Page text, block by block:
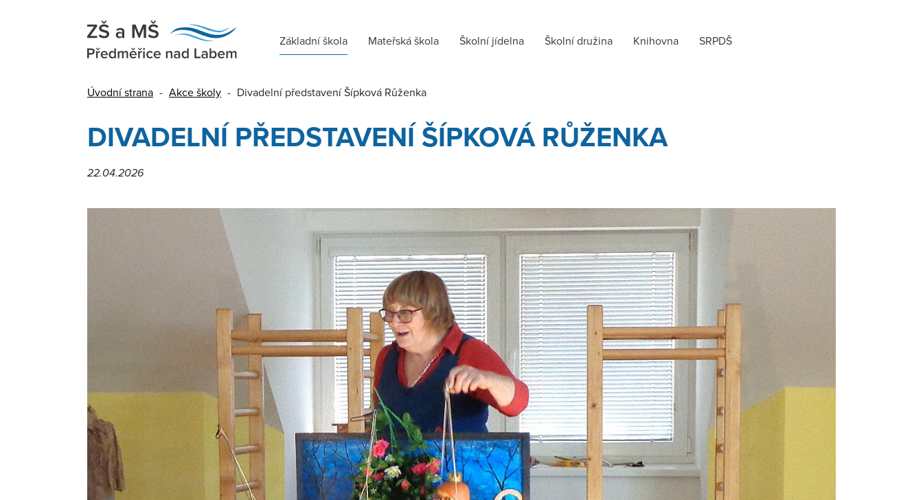
Základní škola Mateřská škola Školní jídelna Školní družina Knihovna SRPDŠ
Úvodní strana - Akce školy - Divadelní představení Šípková Růženka
DIVADELNÍ PŘEDSTAVENÍ ŠÍPKOVÁ RŮŽENKA
22.04.2026